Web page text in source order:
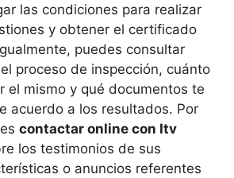
las condiciones para realizar
y obtener el certificado
puedes consultar
proceso de inspección, cuánto
el mismo y qué documentos te
acuerdo a los resultados. Por
contactar online con Itv
los testimonios de sus
o anuncios referentes